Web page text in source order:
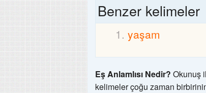
Benzer kelimeler
yaşam
Eş Anlamlısı Nedir? Okunuş
kelimeler çoğu zaman